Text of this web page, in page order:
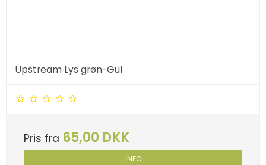
Upstream Lys grøn-Gul
Pris fra 65,00 DKK
INFO